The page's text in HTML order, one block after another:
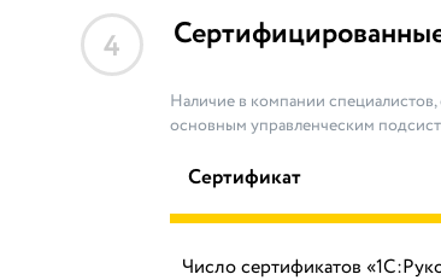
4
Наличие в компании
основным управленческим
Сертификат
Число сертификатов